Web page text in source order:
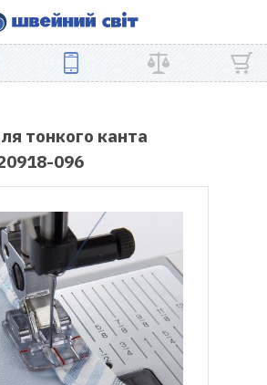
тонкого канта
096